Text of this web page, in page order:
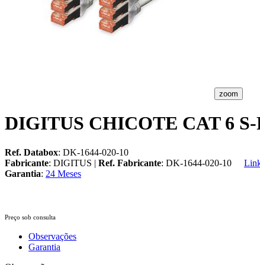
zoom
DIGITUS CHICOTE CAT 6
Ref. Databox: DK-1644-020-10
Fabricante: DIGITUS | Ref. Fabricante: DK-1644-020-10
Garantia: 24 Meses
Preço sob consulta
Observações
Garantia